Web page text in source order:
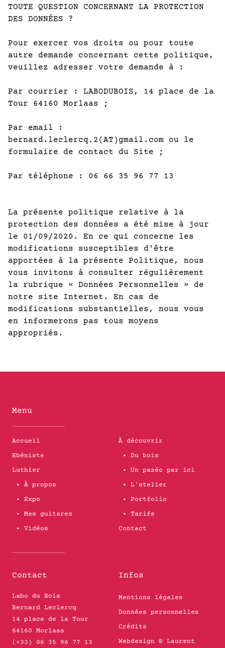
TOUTE QUESTION CONCERNANT LA PROTECTION
DES DONNÉES ?
Pour exercer vos droits ou pour toute
autre demande concernant cette politique,
veuillez adresser votre demande à :
Par courrier : LABODUBOIS, 14 place de la
Tour 64160 Morlaas ;
Par email :
bernard.leclercq.2(AT)gmail.com ou le
formulaire de contact du Site ;
Par téléphone : 06 66 35 96 77 13
La présente politique relative à la
protection des données a été mise à jour
le 01/09/2020. En ce qui concerne les
modifications susceptibles d'être
apportées à la présente Politique, nous
vous invitons à consulter régulièrement
la rubrique « Données Personnelles » de
notre site Internet. En cas de
modifications substantielles, nous vous
en informerons pas tous moyens
appropriés.
Menu
Accueil
Ebéniste
Luthier
• À propos
• Expo
• Mes guitares
• Vidéos
À découvrir
• Du bois
• Un paséo par ici
• L'atelier
• Portfolio
• Tarifs
Contact
Contact
Labo du Bois
Bernard Leclercq
14 place de la Tour
64160 Morlaas
(+33) 06 35 96 77 13
Infos
Mentions légales
Données personnelles
Crédits
Webdesign © Laurent